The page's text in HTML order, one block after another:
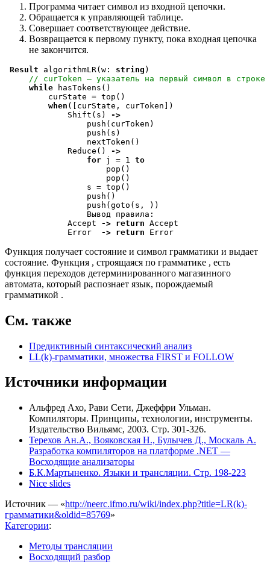
Программа читает символ из входной цепочки.
Обращается к управляющей таблице.
Совершает соответствующее действие.
Возвращается к первому пункту, пока входная цепочка
не закончится.
Result algorithmLR(w: string )
// curToken — указатель на первый символ в строке
while hasTokens()
         curState = top()
when ( [curState, curToken])
             Shift(s)
->
                 push(curToken)
                 push(s)
                 nextToken()
             Reduce(
) ->
for j = 1 to
                     pop()
                     pop()
                 s = top()
                 push(
)
                 push(goto(s,
))
                 Вывод правила:
             Accept
-> return Accept
             Error
-> return
Функция получает состояние и символ грамматики и выдает
состояние. Функция , строящаяся по грамматике , есть
функция переходов детерминированного магазинного
автомата, который распознает язык, порождаемый
грамматикой .
См. также
Предиктивный синтаксический анализ
LL(k)-грамматики, множества FIRST и FOLLOW
Источники информации
Альфред Ахо, Рави Сети, Джеффри Ульман.
Компиляторы. Принципы, технологии, инструменты.
Издательство Вильямс, 2003. Стр. 301-326.
Терехов Ан.А., Вояковская Н., Булычев Д., Москаль А.
Разработка компиляторов на платформе .NET —
Восходящие анализаторы
Б.К.Мартыненко. Языки и трансляции. Стр. 198-223
Nice slides
Источник — «http://neerc.ifmo.ru/wiki/index.php?title=LR(k)-
грамматики&oldid=85769»
Категории:
Методы трансляции
Восходящий разбор